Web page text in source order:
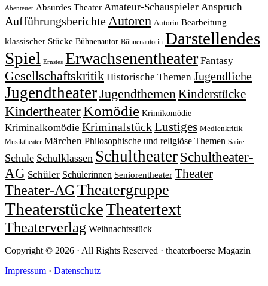
Abenteuer Absurdes Theater Amateur-Schauspieler Anspruch
Aufführungsberichte Autoren Autorin Bearbeitung
klassischer Stücke Bühnenautor Bühnenautorin Darstellendes
Spiel Ernstes Erwachsenentheater Fantasy
Gesellschaftskritik Historische Themen Jugendliche
JugendtheaterJugendthemen Kinderstücke
KindertheaterKomödie Krimikomödie
Kriminalkomödie KriminalstückLustiges Medienkritik
Musiktheater Märchen Philosophische und religiöse Themen Satire
Schule Schulklassen Schultheater Schultheater-
AG Schüler Schülerinnen Seniorentheater Theater
Theater-AGTheatergruppe
TheaterstückeTheatertext
Theaterverlag Weihnachtsstück
Copyright © 2026 · All Rights Reserved · theaterboerse Magazin
Impressum · Datenschutz